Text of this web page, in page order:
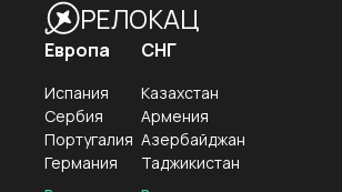
🌐 vmeste.info
РЕЛОКАЦ
Европа
Испания
Сербия
Португалия
Германия
СНГ
Казахстан
Армения
Азербайджан
Таджикистан